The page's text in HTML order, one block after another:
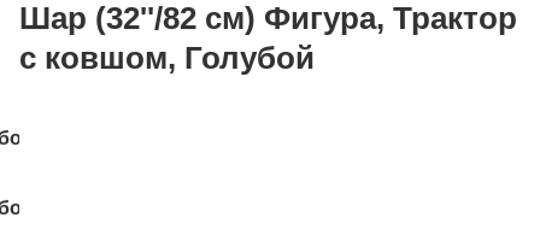
Шар (32''/82 см) Фигура, Трактор
с ковшом, Голубой